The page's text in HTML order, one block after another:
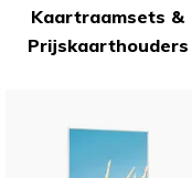
Kaartraamsets &
Prijskaarthouders